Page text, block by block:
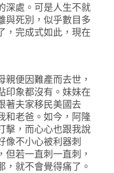
深處。可是人生不就
與死別，似乎數目多
，完成式如此，現在
親便因難產而去世，
印象都沒有。妹妹在
著夫家移民美國去
和老爸。如今，阿隆
擊，而心心也跟我說
像不小心被利器刺
但若一直刺一直刺，
，就不會覺得痛了。